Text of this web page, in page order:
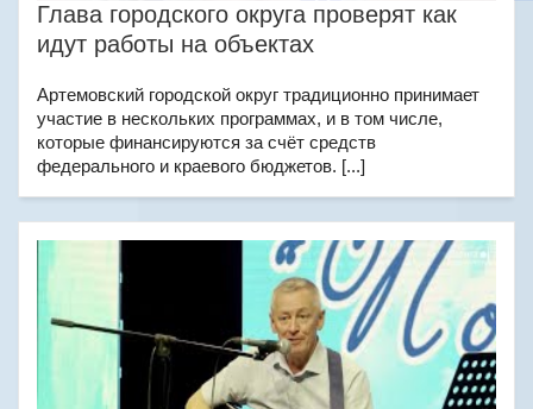
Глава городского округа проверят как
идут работы на объектах
Артемовский городской округ традиционно принимает
участие в нескольких программах, и в том числе,
которые финансируются за счёт средств
федерального и краевого бюджетов. [...]